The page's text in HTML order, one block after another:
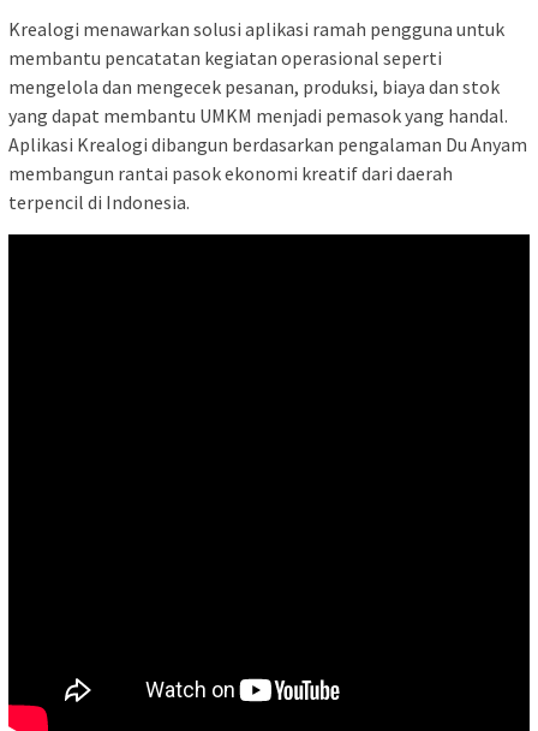
Krealogi menawarkan solusi aplikasi ramah pengguna untuk
membantu pencatatan kegiatan operasional seperti
mengelola dan mengecek pesanan, produksi, biaya dan stok
yang dapat membantu UMKM menjadi pemasok yang handal.
Aplikasi Krealogi dibangun berdasarkan pengalaman Du Anyam
membangun rantai pasok ekonomi kreatif dari daerah
terpencil di Indonesia.